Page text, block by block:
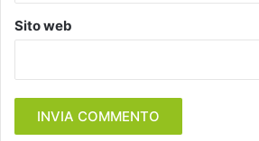
Sito web